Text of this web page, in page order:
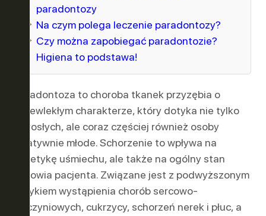
paradontozy
Na czym polega leczenie paradontozy?
Czy można zapobiegać paradontozie?
Higiena to podstawa!
Paradontoza to choroba tkanek przyzębia o
przewlekłym charakterze, który dotyka nie tylko
dorosłych, ale coraz częściej również osoby
relatywnie młode. Schorzenie to wpływa na
estetykę uśmiechu, ale także na ogólny stan
zdrowia pacjenta. Związane jest z podwyższonym
ryzykiem wystąpienia chorób sercowo-
naczyniowych, cukrzycy, schorzeń nerek i płuc, a